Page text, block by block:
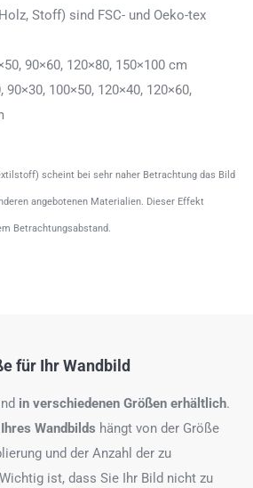
Stoff) sind FSC- und Oeko-tex
90×60, 120×80, 150×100 cm
90×30, 100×50, 120×40, 120×60,
scheint bei sehr naher Betrachtung das Bild
angebotenen Materialien. Dieser Effekt
Betrachtungsabstand.
für Ihr Wandbild
in verschiedenen Größen erhältlich.
Ihres Wandbilds hängt von der Größe
und der Anzahl der zu
ist, dass Sie Ihr Bild nicht zu